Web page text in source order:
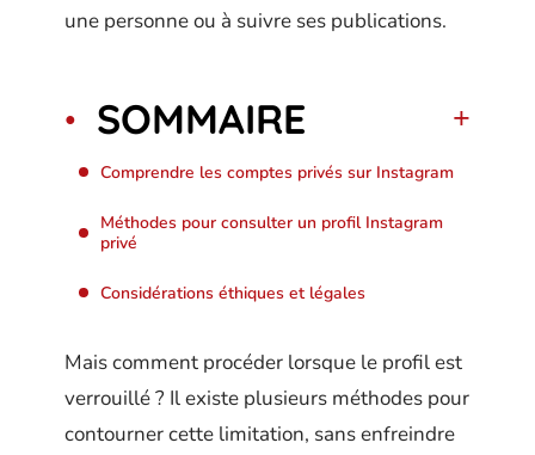
une personne ou à suivre ses publications.
SOMMAIRE
Comprendre les comptes privés sur Instagram
Méthodes pour consulter un profil Instagram
privé
Considérations éthiques et légales
Mais comment procéder lorsque le profil est
verrouillé ? Il existe plusieurs méthodes pour
contourner cette limitation, sans enfreindre